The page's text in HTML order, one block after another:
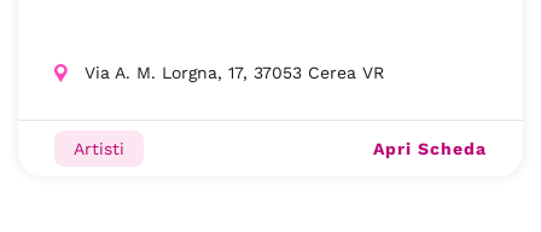
Via A. M. Lorgna, 17, 37053 Cerea VR
Artisti Apri Scheda